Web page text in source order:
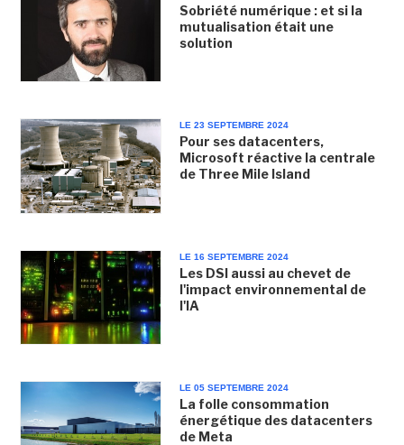
Sobriété numérique : et si la
mutualisation était une
solution
LE 23 SEPTEMBRE 2024
Pour ses datacenters,
Microsoft réactive la centrale
de Three Mile Island
LE 16 SEPTEMBRE 2024
Les DSI aussi au chevet de
l'impact environnemental de
l'IA
LE 05 SEPTEMBRE 2024
La folle consommation
énergétique des datacenters
de Meta